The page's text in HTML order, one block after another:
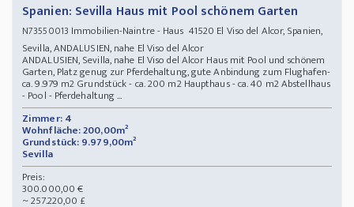
Spanien: Sevilla Haus mit Pool schönem Garten
N73550013 Immobilien-Naintre - Haus 41520 El Viso del Alcor, Spanien,
Sevilla, ANDALUSIEN, nahe El Viso del Alcor
ANDALUSIEN, Sevilla, nahe El Viso del Alcor Haus mit Pool und schönem
Garten, Platz genug zur Pferdehaltung, gute Anbindung zum Flughafen-
ca. 9.979 m2 Grundstück - ca. 200 m2 Haupthaus - ca. 40 m2 Abstellhaus
- Pool - Pferdehaltung ...
Zimmer: 4
Wohnfläche: 200,00m²
Grundstück: 9.979,00m²
Sevilla
Preis:
300.000,00 €
~ 257.220,00 £